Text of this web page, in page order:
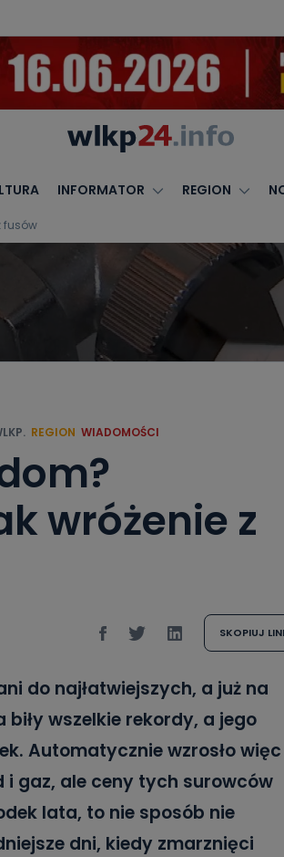
INFORMATOR REGION
fusów
REGION WIADOMOŚCI
wróżenie z
SKOPIUJ
do najłatwiejszych, a już na
wszelkie rekordy, a jego
Automatycznie wzrosło więc
gaz, ale ceny tych surowców
lata, to nie sposób nie
dni, kiedy zmarznięci